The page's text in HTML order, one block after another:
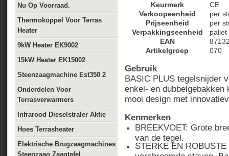
Nu Op Voorraad.
Thermokoppel Voor Terras
Heater
9kW Heater EK9002
15kW Heater EK15002
Steenzaagmachine Est350 2
Onderdelen Voor
Terrasverwarmers
Infrarood Dieselstraler Aktie
Hoes Terrasheater
Elektrische Brugzaagmachines
Steenzaag Zaagtafel
Keurmerk
CE
Verkoopeenheid
per
Prijseenheid
per
Verpakkingseenheid
pallet
EAN
Artikelgroep
070
Gebruik
BASIC PLUS tegelsnijder
enkel- en
mooi design met
Kenmerken
BREEKVOET: Grote
van de tegel.
STERKE EN